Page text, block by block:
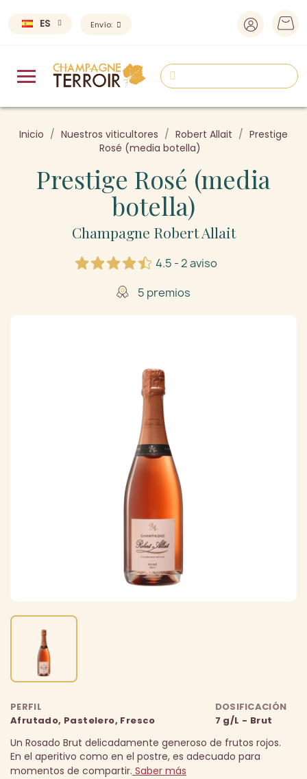
ES Envío:
Inicio Nuestros viticultores Robert Allait
Prestige
Rosé (media botella)
Prestige Rosé (media
botella)
Champagne Robert Allait
4.5 - 2 aviso
5 premios
PERFIL
Afrutado, Pastelero, Fresco
DOSIFICACIÓN
7 g/L - Brut
Un Rosado Brut delicadamente generoso de frutos rojos.
En el aperitivo como en el postre, es adecuado para
momentos de compartir. Saber más